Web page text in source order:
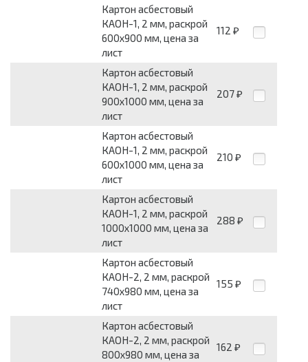
Картон асбестовый
КАОН-1, 2 мм, раскрой
600x900 мм, цена за
лист
112 ₽
Картон асбестовый
КАОН-1, 2 мм, раскрой
900x1000 мм, цена за
лист
207 ₽
Картон асбестовый
КАОН-1, 2 мм, раскрой
600x1000 мм, цена за
лист
210 ₽
Картон асбестовый
КАОН-1, 2 мм, раскрой
1000x1000 мм, цена за
лист
288 ₽
Картон асбестовый
КАОН-2, 2 мм, раскрой
740x980 мм, цена за
лист
155 ₽
Картон асбестовый
КАОН-2, 2 мм, раскрой
800x980 мм, цена за
162 ₽